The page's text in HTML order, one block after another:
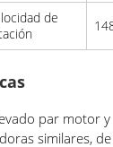
de
par motor
similares,